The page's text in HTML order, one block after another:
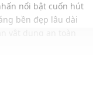
nổi bật cuốn hút
bền đẹp lâu dài